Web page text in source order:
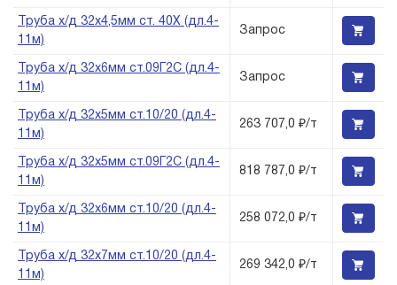
Труба х/д 32х4,5мм ст. 40Х (дл.4-
11м)
Запрос
Труба х/д 32х6мм ст.09Г2С (дл.4-
11м)
Запрос
Труба х/д 32х5мм ст.10/20 (дл.4-
11м)
263 707,0 ₽/т
Труба х/д 32х5мм ст.09Г2С (дл.4-
11м)
818 787,0 ₽/т
Труба х/д 32х6мм ст.10/20 (дл.4-
11м)
258 072,0 ₽/т
Труба х/д 32х7мм ст.10/20 (дл.4-
11м)
269 342,0 ₽/т